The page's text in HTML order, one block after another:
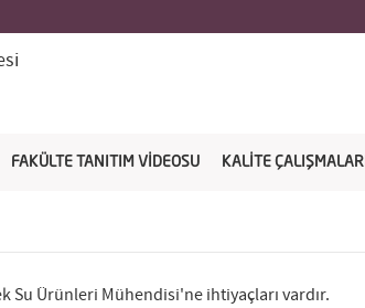
FAKÜLTE TANITIM VİDEOSU KALİTE ÇALIŞMALARI
Su Ürünleri Mühendisi'ne ihtiyaçları vardır.